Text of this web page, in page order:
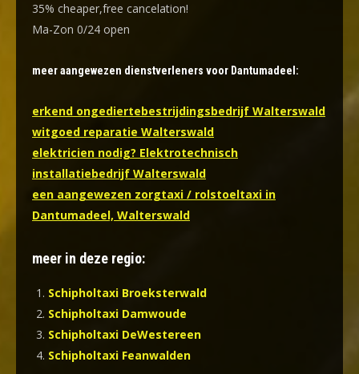
35% cheaper,free cancelation!
Ma-Zon 0/24 open
meer aangewezen dienstverleners voor Dantumadeel:
erkend ongediertebestrijdingsbedrijf Walterswald
witgoed reparatie Walterswald
elektricien nodig? Elektrotechnisch
installatiebedrijf Walterswald
een aangewezen zorgtaxi / rolstoeltaxi in
Dantumadeel, Walterswald
meer in deze regio:
Schipholtaxi Broeksterwald
Schipholtaxi Damwoude
Schipholtaxi DeWestereen
Schipholtaxi Feanwalden